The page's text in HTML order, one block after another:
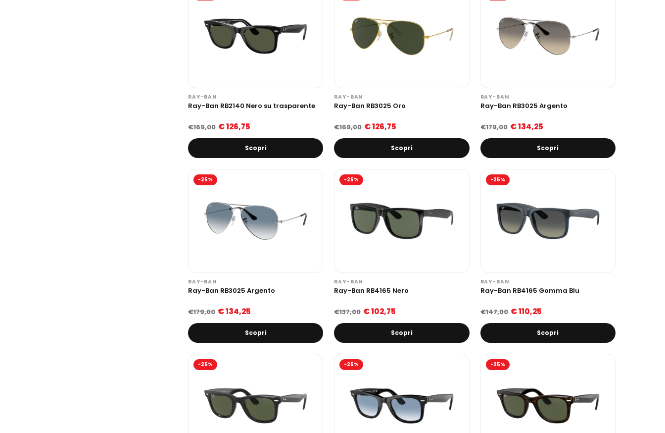
RAY-BAN
Ray-Ban RB2140 Nero su trasparente
€169,00 € 126,75
Scopri
RAY-BAN
Ray-Ban RB3025 Oro
€169,00 € 126,75
Scopri
RAY-BAN
Ray-Ban RB3025 Argento
€179,00 € 134,25
Scopri
-25%
RAY-BAN
Ray-Ban RB3025 Argento
€179,00 € 134,25
Scopri
-25%
RAY-BAN
Ray-Ban RB4165 Nero
€137,00 € 102,75
Scopri
-25%
RAY-BAN
Ray-Ban RB4165 Gomma Blu
€147,00 € 110,25
Scopri
-25% -25% -25%